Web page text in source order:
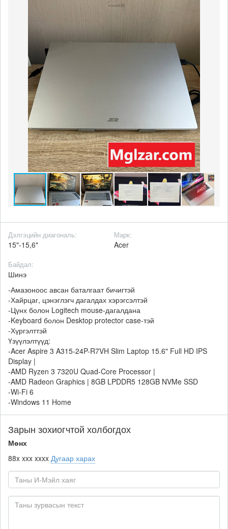
Дэлгэцийн диагональ:
15"-15,6"
Марк:
Acer
Байдал:
Шинэ
-Амазоноос авсан баталгаат бичигтэй
-Хайрцаг, цэнэглэгч дагалдах хэрэгсэлтэй
-Цүнх болон Logitech mouse-дагалдана
-Keyboard болон Desktop protector case-тэй
-Хүргэлттэй
Үзүүлэлтүүд:
-Acer Aspire 3 A315-24P-R7VH Slim Laptop 15.6" Full HD IPS
Display |
-AMD Ryzen 3 7320U Quad-Core Processor |
-AMD Radeon Graphics | 8GB LPDDR5 128GB NVMe SSD
-Wi-Fi 6
-Windows 11 Home
Зарын зохиогчтой холбогдох
Мөнх
88x xxx xxxx Дугаар харах